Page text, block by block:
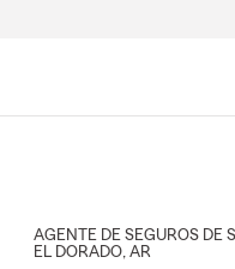
AGENTE DE SEGUROS DE
EL DORADO, AR